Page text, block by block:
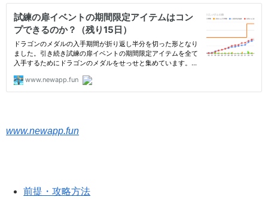
www.newapp.fun
前提・攻略方法